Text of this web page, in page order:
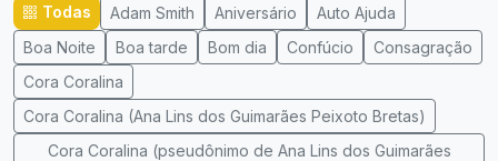
Todas Adam Smith Aniversário
Auto Ajuda
Boa Noite
Boa tarde Bom dia Confúcio
Consagração
Cora Coralina
Cora Coralina (Ana Lins dos Guimarães Peixoto Bretas)
Cora Coralina (pseudônimo de Ana Lins dos Guimarães